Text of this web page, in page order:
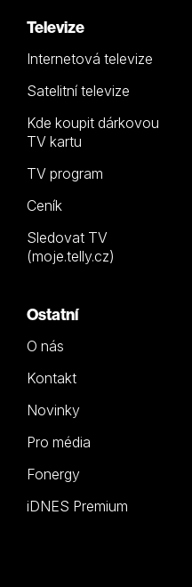
Televize
Internetová televize
Satelitní televize
Kde koupit dárkovou
TV kartu
TV program
Ceník
Sledovat TV
(moje.telly.cz)
Ostatní
O nás
Kontakt
Novinky
Pro média
Fonergy
iDNES Premium